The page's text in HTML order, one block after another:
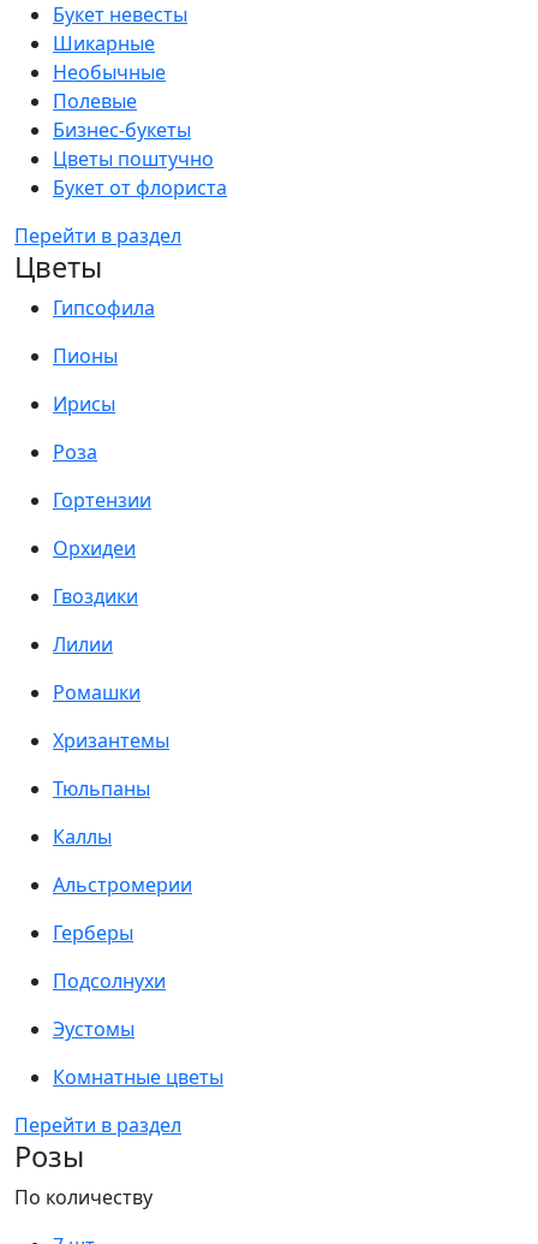
Букет невесты
Шикарные
Необычные
Полевые
Бизнес-букеты
Цветы поштучно
Букет от флориста
Перейти в раздел
Цветы
Гипсофила
Пионы
Ирисы
Роза
Гортензии
Орхидеи
Гвоздики
Лилии
Ромашки
Хризантемы
Тюльпаны
Каллы
Альстромерии
Герберы
Подсолнухи
Эустомы
Комнатные цветы
Перейти в раздел
Розы
По количеству